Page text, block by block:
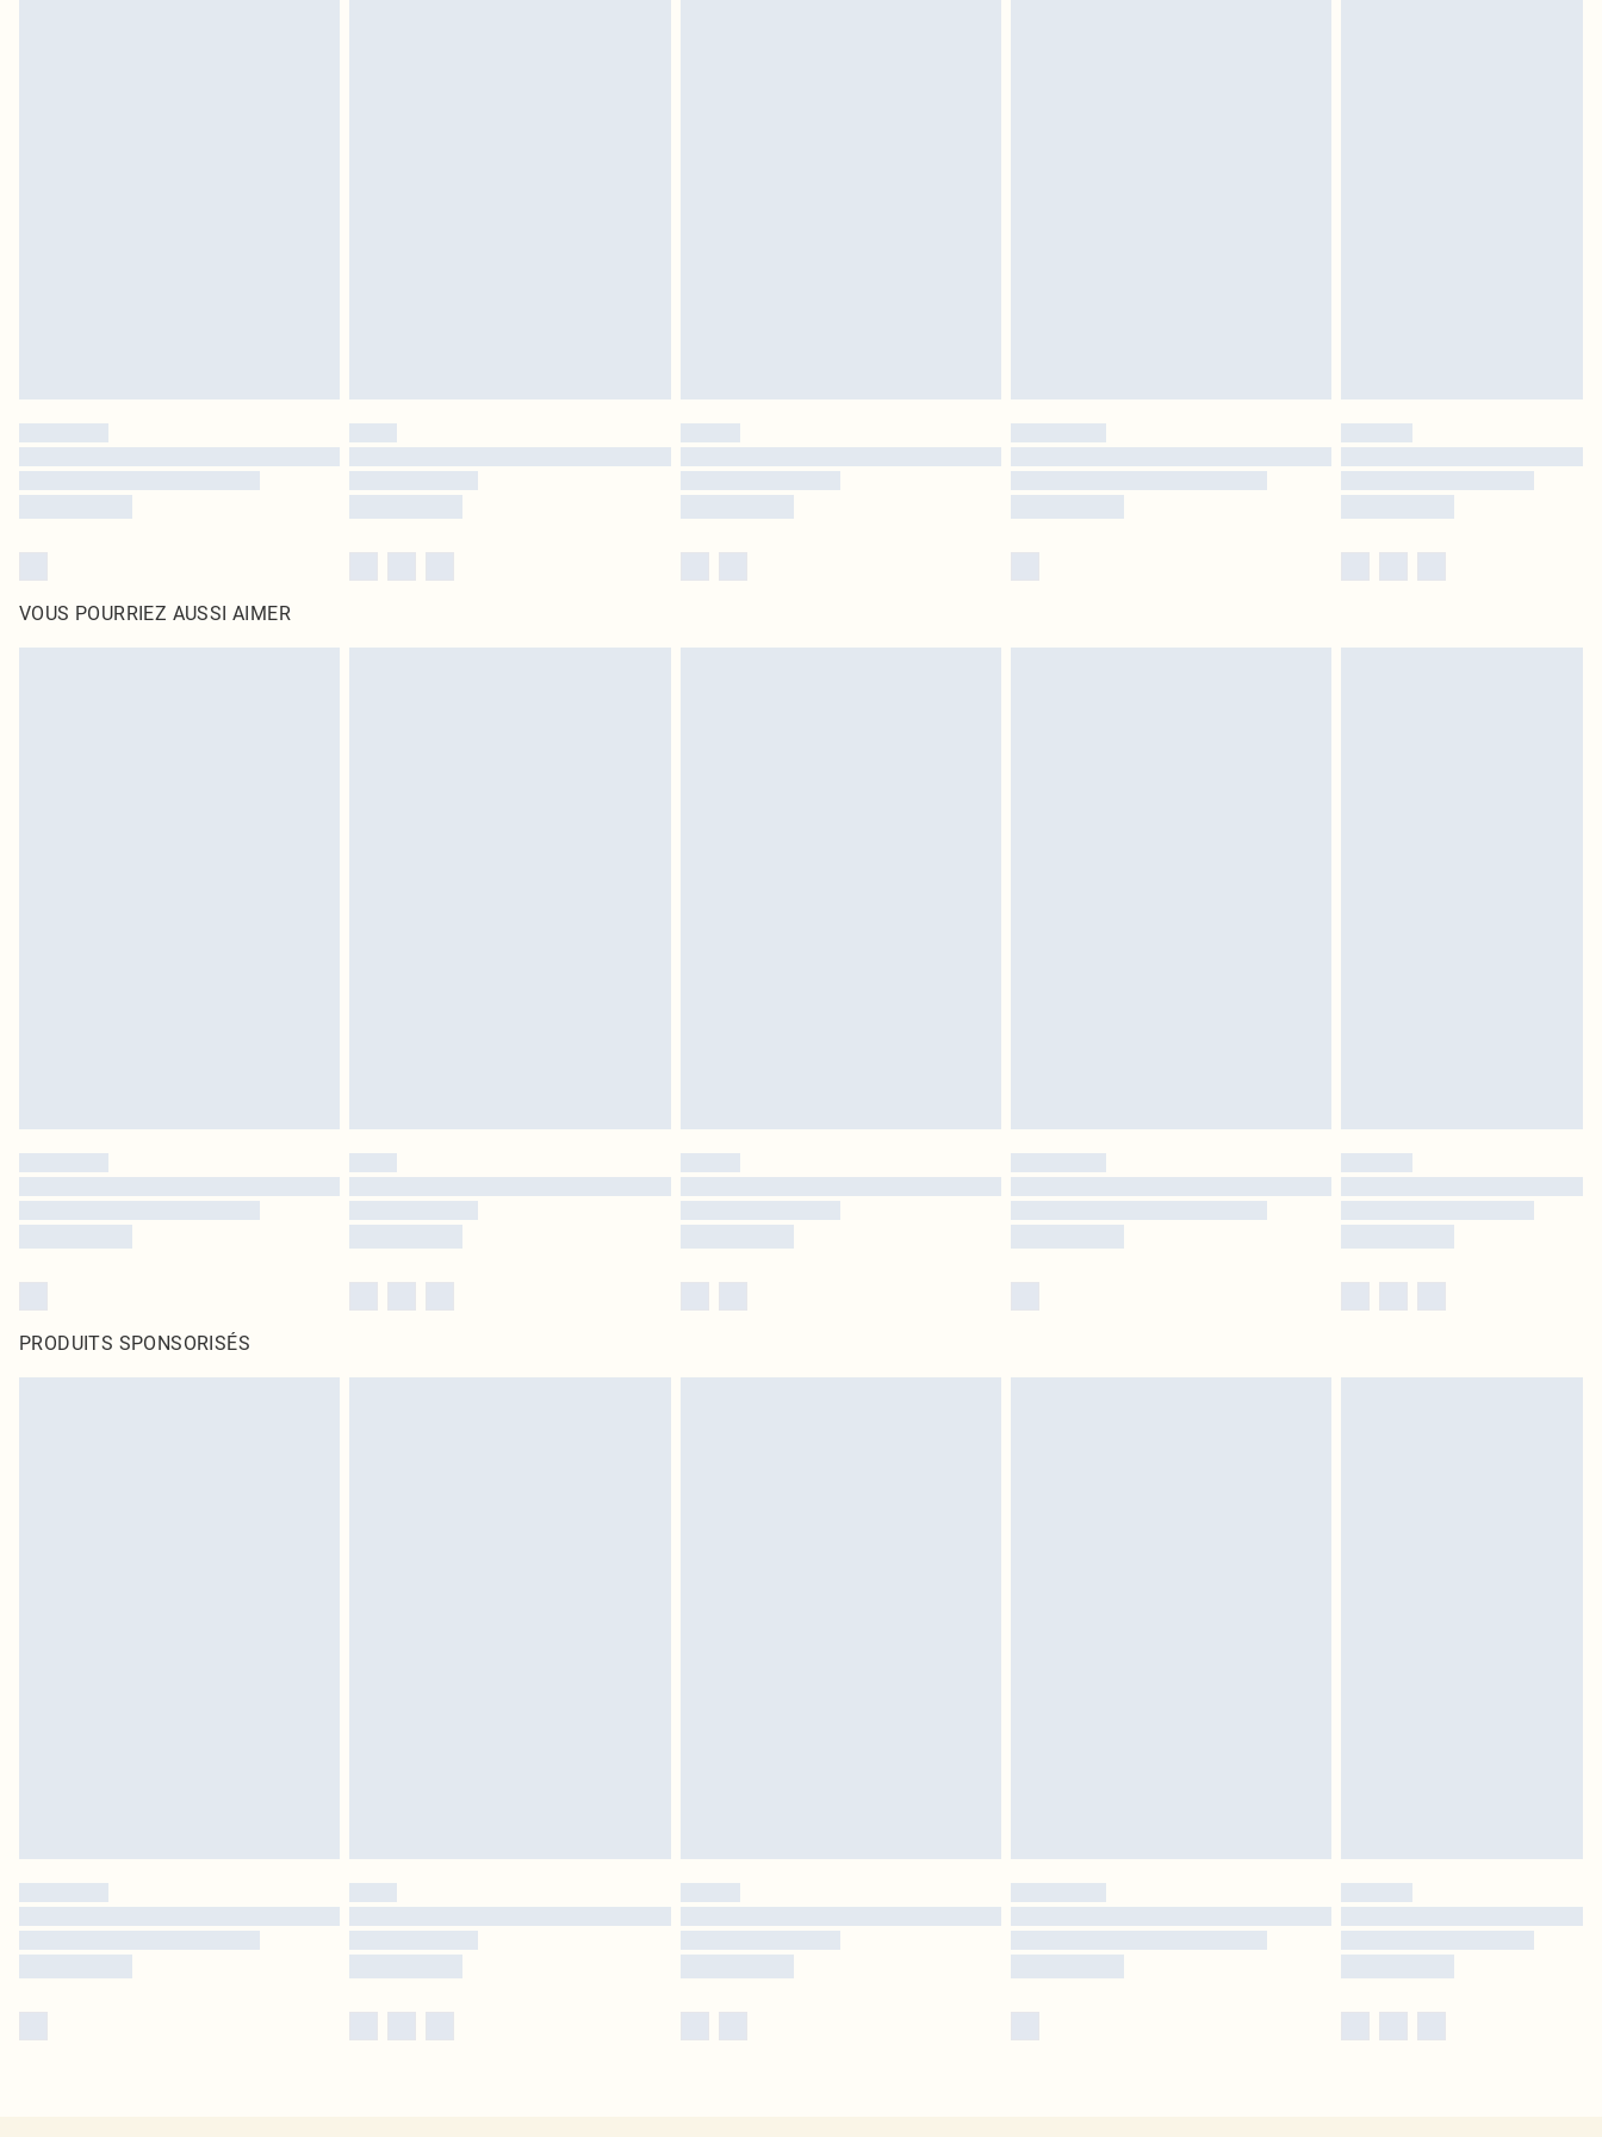
VOUS POURRIEZ AUSSI AIMER
PRODUITS SPONSORISÉS